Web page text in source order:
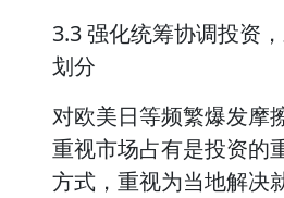
3.3 强化统筹协调投资
划分
对欧美日等频繁爆发摩
重视市场占有是投资的
方式，重视为当地解决